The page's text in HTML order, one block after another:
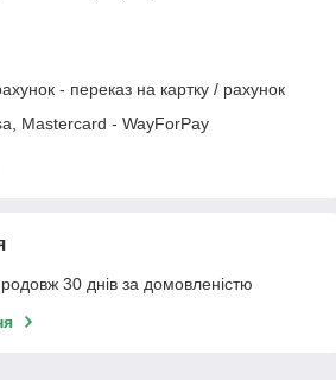
- переказ на картку / рахунок
Mastercard - WayForPay
30 днів за домовленістю